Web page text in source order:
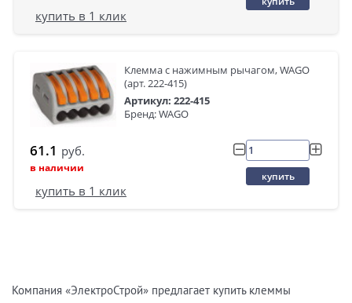
купить в 1 клик
Клемма с нажимным рычагом, WAGO
(арт. 222-415)
Артикул: 222-415
Бренд: WAGO
61.1 руб.
в наличии
купить
купить в 1 клик
Компания «ЭлектроСтрой» предлагает купить клеммы